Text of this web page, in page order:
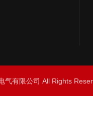
气有限公司 All Rights